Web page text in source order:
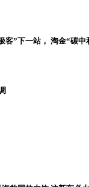
客”下一站， 淘金“碳中